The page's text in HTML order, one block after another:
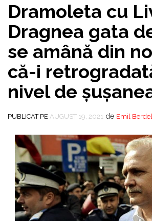
Dramoleta cu
Dragnea gata
se amână din
că-i
nivel de
PUBLICAT PE AUGUST 19, 2021 de Emil